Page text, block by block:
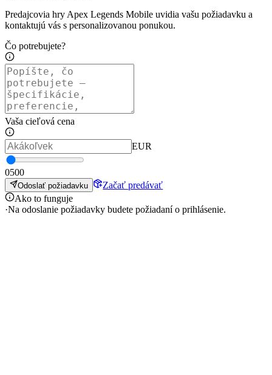
Predajcovia hry Apex Legends Mobile uvidia vašu požiadavku a
kontaktujú vás s personalizovanou ponukou.
Čo potrebujete?
Vaša cieľová cena
EUR
0500
Odoslať požiadavku
Začať predávať
Ako to funguje
·Na odoslanie požiadavky budete požiadaní o prihlásenie.